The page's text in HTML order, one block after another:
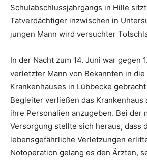
Schulabschlussjahrgangs in Hille
Tatverdächtiger inzwischen in
jungen Mann wird versuchter
In der Nacht zum 14. Juni war gegen
verletzter Mann von Bekannten in
Krankenhauses in Lübbecke
Begleiter verließen das Krankenhaus
ihre Personalien anzugeben. Bei der
Versorgung stellte sich heraus, dass
lebensgefährliche Verletzungen
Notoperation gelang es den Ärzten,